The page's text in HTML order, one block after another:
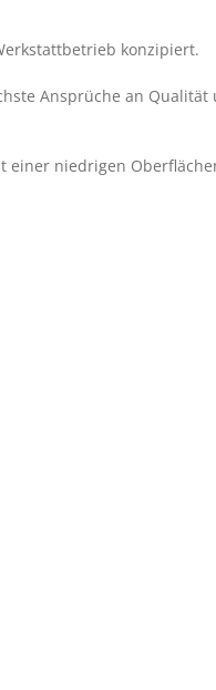
konzipiert.
Ansprüche an Qualität
einer niedrigen